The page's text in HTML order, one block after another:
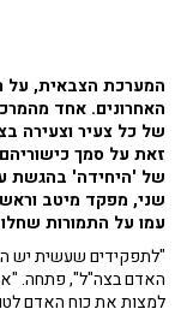
המערכת הצבאית, על
האחרונים. אחד
של כל צעיר וצעירה
זאת על סמך
של 'היחידה' בהגשת
שני, מפקד מיטב
עמו על התמורות
"לתפקידים שעשית יש
האדם בצה"ל", פתחה.
למצות את כוח האדם